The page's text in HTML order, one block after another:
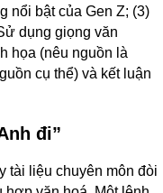
nổi bật của Gen Z; (3)
dụng giọng văn
họa (nêu nguồn là
cụ thể) và kết luận
đi”
tài liệu chuyên môn đòi